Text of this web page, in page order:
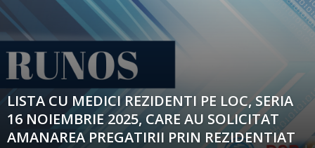
LISTA CU MEDICI REZIDENTI PE LOC, SERIA
16 NOIEMBRIE 2025, CARE AU SOLICITAT
AMANAREA PREGATIRII PRIN REZIDENTIAT